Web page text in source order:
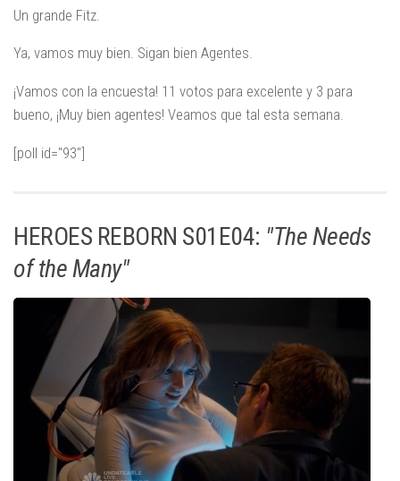
Un grande Fitz.
Ya, vamos muy bien. Sigan bien Agentes.
¡Vamos con la encuesta! 11 votos para excelente y 3 para
bueno, ¡Muy bien agentes! Veamos que tal esta semana.
[poll id="93"]
HEROES REBORN S01E04: "The Needs
of the Many"